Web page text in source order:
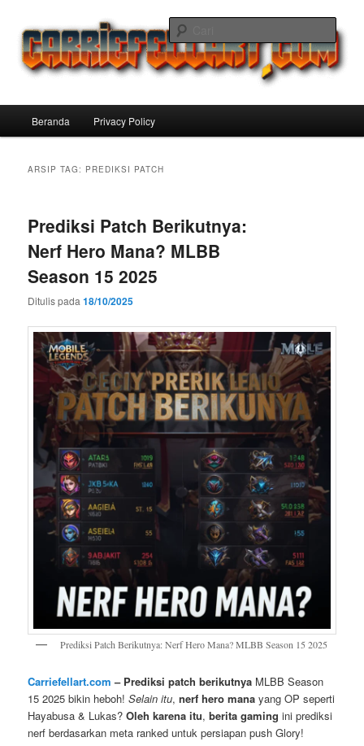
konten
utama
konten
sekunderCarriefellart Pilihan Terbaik Game
Offline Android 2025 yang Wajib
Kamu Coba
Cari
Beranda Privacy Policy
ARSIP TAG: PREDIKSI PATCH
Prediksi Patch Berikutnya:
Nerf Hero Mana? MLBB
Season 15 2025
Ditulis pada18/10/2025
Prediksi Patch Berikutnya: Nerf Hero Mana? MLBB Season 15 2025
Carriefellart.com – Prediksi patch berikutnya MLBB Season
15 2025 bikin heboh!Selain itu,nerf hero mana yang OP seperti
Hayabusa & Lukas?Oleh karena itu,berita gaming ini prediksi
nerf berdasarkan meta ranked untuk persiapan push Glory!